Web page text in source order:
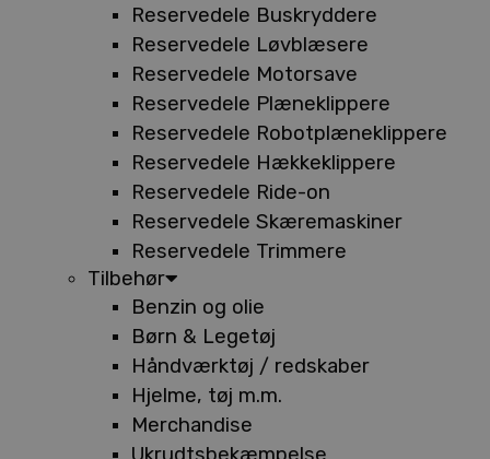
Reservedele Buskryddere
Reservedele Løvblæsere
Reservedele Motorsave
Reservedele Plæneklippere
Reservedele Robotplæneklippere
Reservedele Hækkeklippere
Reservedele Ride-on
Reservedele Skæremaskiner
Reservedele Trimmere
Tilbehør
Benzin og olie
Børn & Legetøj
Håndværktøj / redskaber
Hjelme, tøj m.m.
Merchandise